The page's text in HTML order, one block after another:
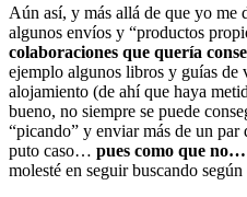
Aún así, y más allá de que yo me
algunos envíos y “productos
colaboraciones que quería
ejemplo algunos libros y guías de
alojamiento (de ahí que haya
bueno, no siempre se puede
“picando” y enviar más de un par
puto caso… pues como que no…
molesté en seguir buscando